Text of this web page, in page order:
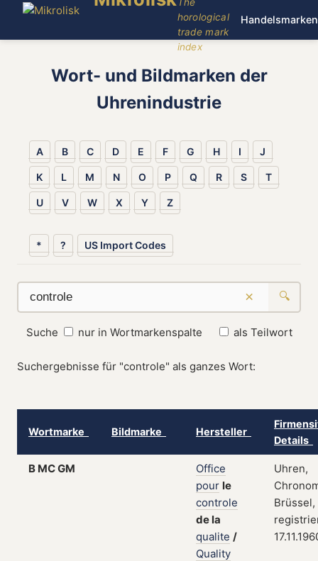
horological
trade mark
index
Handelsmarken
Wort- und Bildmarken der
Uhrenindustrie
A B C D E F G H I J
K L M N O P Q R S T
U V W X Y Z
* ? US Import Codes
× 🔍
Suche nur in Wortmarkenspalte als Teilwort
Suchergebnisse für "controle" als ganzes Wort:
Wortmarke Bildmarke Hersteller
Details
B MC GM
Office
pour le
controle
de la
qualite /
Quality
Uhren,